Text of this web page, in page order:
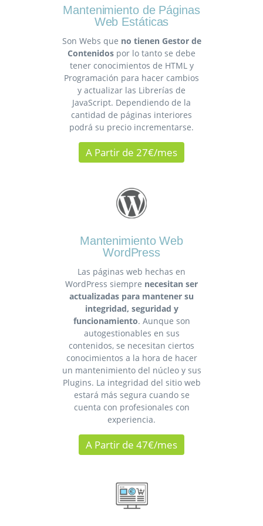
Mantenimiento de Páginas
Web Estáticas
Son Webs que no tienen Gestor de
Contenidos por lo tanto se debe
tener conocimientos de HTML y
Programación para hacer cambios
y actualizar las Librerías de
JavaScript. Dependiendo de la
cantidad de páginas interiores
podrá su precio incrementarse.
A Partir de 27€/mes
Mantenimiento Web
WordPress
Las páginas web hechas en
WordPress siempre necesitan ser
actualizadas para mantener su
integridad, seguridad y
funcionamiento. Aunque son
autogestionables en sus
contenidos, se necesitan ciertos
conocimientos a la hora de hacer
un mantenimiento del núcleo y sus
Plugins. La integridad del sitio web
estará más segura cuando se
cuenta con profesionales con
experiencia.
A Partir de 47€/mes